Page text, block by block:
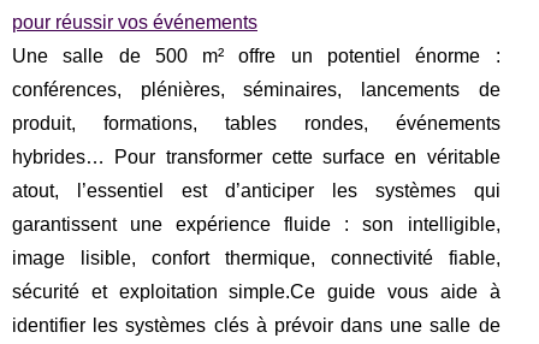
pour réussir vos événements
Une salle de 500 m² offre un potentiel énorme :
conférences, plénières, séminaires, lancements de
produit, formations, tables rondes, événements
hybrides… Pour transformer cette surface en véritable
atout, l’essentiel est d’anticiper les systèmes qui
garantissent une expérience fluide : son intelligible,
image lisible, confort thermique, connectivité fiable,
sécurité et exploitation simple.Ce guide vous aide à
identifier les systèmes clés à prévoir dans une salle de